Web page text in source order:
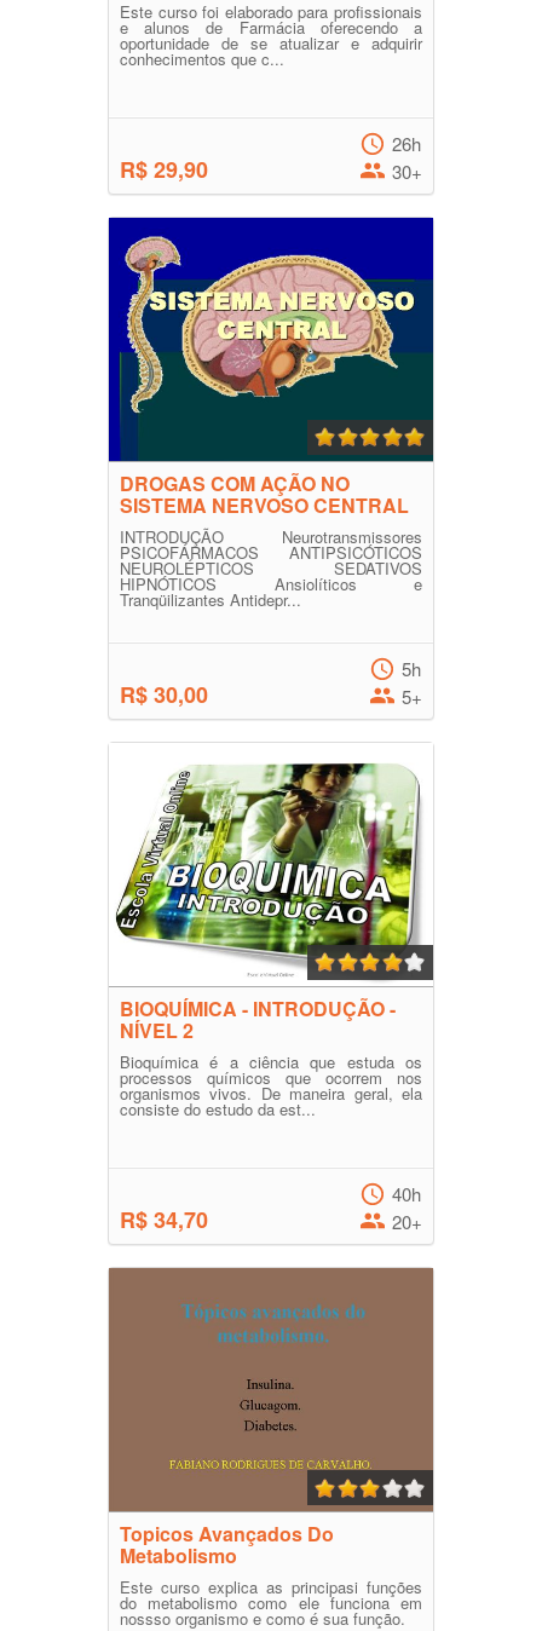
Este curso foi elaborado para profissionais
e alunos de Farmácia oferecendo a
oportunidade de se atualizar e adquirir
conhecimentos que c...
R$ 29,90
26h
30+
DROGAS COM AÇÃO NO
SISTEMA NERVOSO CENTRAL
INTRODUÇÃO Neurotransmissores
PSICOFÁRMACOS ANTIPSICÓTICOS
NEUROLÉPTICOS SEDATIVOS
HIPNÓTICOS Ansiolíticos e
Tranqüilizantes Antidepr...
R$ 30,00
5h
5+
BIOQUÍMICA - INTRODUÇÃO -
NÍVEL 2
Bioquímica é a ciência que estuda os
processos químicos que ocorrem nos
organismos vivos. De maneira geral, ela
consiste do estudo da est...
R$ 34,70
40h
20+
Topicos Avançados Do
Metabolismo
Este curso explica as principasi funções
do metabolismo como ele funciona em
nossso organismo e como é sua função.